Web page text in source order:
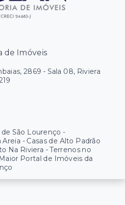
de Imóveis
2869 - Sala 08, Riviera
São Lourenço -
- Casas de Alto Padrão
Na Riviera - Terrenos no
Portal de Imóveis da